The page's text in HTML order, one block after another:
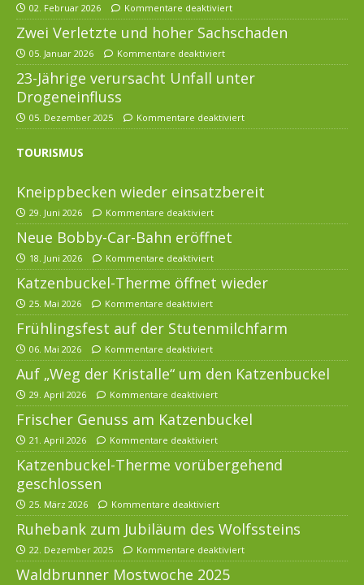
02. Februar 2026 Kommentare deaktiviert
Zwei Verletzte und hoher Sachschaden
05. Januar 2026 Kommentare deaktiviert
23-Jährige verursacht Unfall unter
Drogeneinfluss
05. Dezember 2025 Kommentare deaktiviert
TOURISMUS
Kneippbecken wieder einsatzbereit
29. Juni 2026 Kommentare deaktiviert
Neue Bobby-Car-Bahn eröffnet
18. Juni 2026 Kommentare deaktiviert
Katzenbuckel-Therme öffnet wieder
25. Mai 2026 Kommentare deaktiviert
Frühlingsfest auf der Stutenmilchfarm
06. Mai 2026 Kommentare deaktiviert
Auf „Weg der Kristalle“ um den Katzenbuckel
29. April 2026 Kommentare deaktiviert
Frischer Genuss am Katzenbuckel
21. April 2026 Kommentare deaktiviert
Katzenbuckel-Therme vorübergehend
geschlossen
25. März 2026 Kommentare deaktiviert
Ruhebank zum Jubiläum des Wolfssteins
22. Dezember 2025 Kommentare deaktiviert
Waldbrunner Mostwoche 2025